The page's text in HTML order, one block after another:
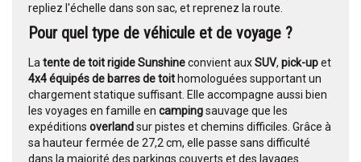
repliez l'échelle dans son sac, et reprenez la route.
Pour quel type de véhicule et de voyage ?
La tente de toit rigide Sunshineconvient auxSUV, pick-upet
4x4 équipés de barres de toit homologuées supportant un
chargement statique suffisant. Elle accompagne aussi bien
les voyages en famille en campingsauvage que les
expéditions overlandsur pistes et chemins difficiles. Grâce à
sa hauteur fermée de 27,2 cm, elle passe sans difficulté
dans la majorité des parkings couverts et des lavages